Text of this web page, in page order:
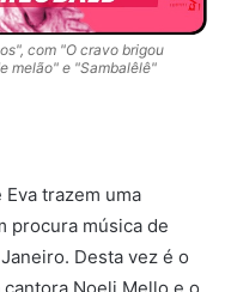
com "O cravo brigou
melão" e "Sambalêlê"
trazem uma
procura música de
Desta vez é o